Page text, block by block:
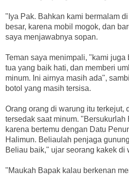
"Iya Pak. Bahkan kami bermalam
besar, karena mobil mogok, dan
saya menjawabnya sopan.
Teman saya menimpali, "kami juga
tua yang baik hati, dan memberi
minum. Ini airnya masih ada",
botol yang masih tersisa.
Orang orang di warung itu terkejut,
tersedak saat minum. "Bersukurlah
karena bertemu dengan Datu
Halimun. Beliaulah penjaga
Beliau baik," ujar seorang kakek di
"Maukah Bapak kalau berkenan